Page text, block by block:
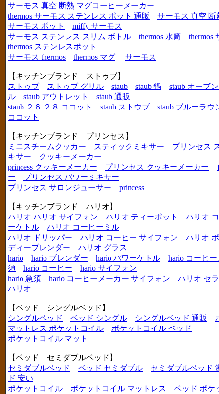
サーモス 真空 断熱 マグコーヒーメーカー
thermos サーモス ステンレス ポット 通販
サーモス 真空 断
サーモス ポット
miffy サーモス
サーモス ステンレス スリム ボトル
thermos 水筒
thermos
thermos ステンレスポット
サーモス thermos
thermos マグ サーモス
【キッチンブランド ストゥブ】
ストゥブ
ストゥブ グリル staub staub 鍋
staub オーブ
ル
staub アウトレット
staub 通販
staub ２６ ２８ ココット
staub ストウブ
staub ブルーラウ
ココット
【キッチンブランド プリンセス】
ミニスチームクッカー
スティックミキサー
プリンセス
キサー
クッキーメーカー
princess クッキーメーカー
プリンセス クッキーメーカー
ー
プリンセス パワーミキサー
プリンセス サロンジューサー
princess
【キッチンブランド ハリオ】
ハリオ ハリオ サイフォン ハリオ ティーポット
ハリオ
ーケトル
ハリオ コーヒーミル
ハリオ ドリッパー
ハリオ コーヒー サイフォン
ハリオ
ディーブレンダー
ハリオ グラス
hario
hario ブレンダー hario パワーケトル
hario コーヒ
須
hario コーヒー
hario サイフォン
hario 急須
hario コーヒーメーカー サイフォン
ハリオ セ
ハリオ
【ベッド シングルベッド】
シングルベッド
ベッド シングル シングルベッド 通販
マットレス ポケットコイル
ポケットコイル ベッド
ポケットコイル マット
【ベッド セミダブルベッド】
セミダブルベッド
ベッド セミダブル
セミダブルベッド
ド 安い
ポケットコイル
ポケットコイル マットレス
ベッド ポケ